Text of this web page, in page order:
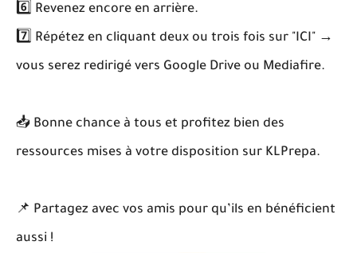
6️⃣ Revenez encore en arrière.
7️⃣ Répétez en cliquant deux ou trois fois sur "ICI" →
vous serez redirigé vers Google Drive ou Mediafire.
📥 Bonne chance à tous et profitez bien des
ressources mises à votre disposition sur KLPrepa.
📌 Partagez avec vos amis pour qu’ils en bénéficient
aussi !